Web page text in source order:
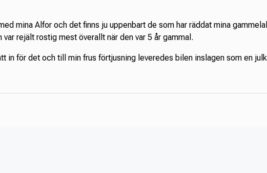
mina Alfor och det finns ju uppenbart de som har räddat mina
rejält rostig mest överallt när den var 5 år gammal.
in för det och till min frus förtjusning leveredes bilen inslagen som en